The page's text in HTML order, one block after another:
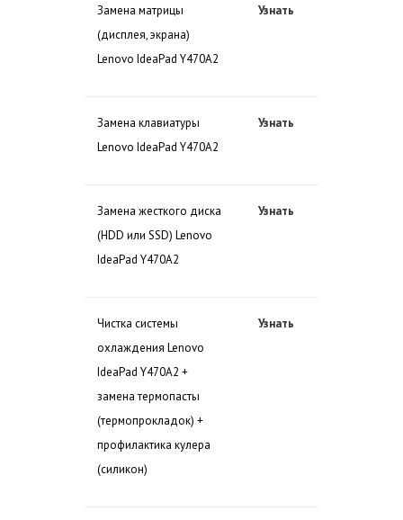
Замена матрицы
(дисплея, экрана)
Lenovo IdeaPad Y470A2
Узнать
Замена клавиатуры
Lenovo IdeaPad Y470A2
Узнать
Замена жесткого диска
(HDD или SSD) Lenovo
IdeaPad Y470A2
Узнать
Чистка системы
охлаждения Lenovo
IdeaPad Y470A2 +
замена термопасты
(термопрокладок) +
профилактика кулера
(силикон)
Узнать